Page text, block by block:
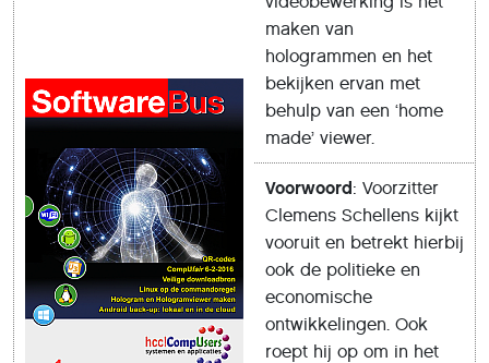
maken van
hologrammen en het
bekijken ervan met
behulp van een ‘home
made’ viewer.
Voorwoord: Voorzitter
Clemens Schellens kijkt
vooruit en betrekt hierbij
ook de politieke en
economische
ontwikkelingen. Ook
roept hij op om in het